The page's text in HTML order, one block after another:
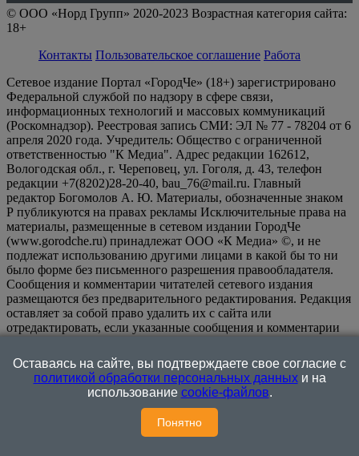
© ООО «Норд Групп» 2020-2023 Возрастная категория сайта:
18+
Контакты Пользовательское соглашение Работа
Сетевое издание Портал «ГородЧе» (18+) зарегистрировано
Федеральной службой по надзору в сфере связи,
информационных технологий и массовых коммуникаций
(Роскомнадзор). Реестровая запись СМИ: ЭЛ № 77 - 78204 от 6
апреля 2020 года. Учредитель: Общество с ограниченной
ответственностью "К Медиа". Адрес редакции 162612,
Вологодская обл., г. Череповец, ул. Гоголя, д. 43, телефон
редакции +7(8202)28-20-40, bau_76@mail.ru. Главный
редактор Богомолов А. Ю. Материалы, обозначенные знаком
Р публикуются на правах рекламы Исключительные права на
материалы, размещенные в сетевом издании ГородЧе
(www.gorodche.ru) принадлежат ООО «К Медиа» ©, и не
подлежат использованию другими лицами в какой бы то ни
было форме без письменного разрешения правообладателя.
Сообщения и комментарии читателей сетевого издания
размещаются без предварительного редактирования. Редакция
оставляет за собой право удалить их с сайта или
отредактировать, если указанные сообщения и комментарии
или нарушением иных требований закона.
информационном ресурсе применяются рекомендательные
технологии (информационные технологии предоставления
информации на основе сбора, систематизации и анализа
сведений, относящихся к предпочтениям пользователей сети
"Интернет", находящихся на территории Российской
Оставаясь на сайте, вы подтверждаете свое согласие с
политикой обработки персональных данныхи на
использование cookie-файлов.
Понятно